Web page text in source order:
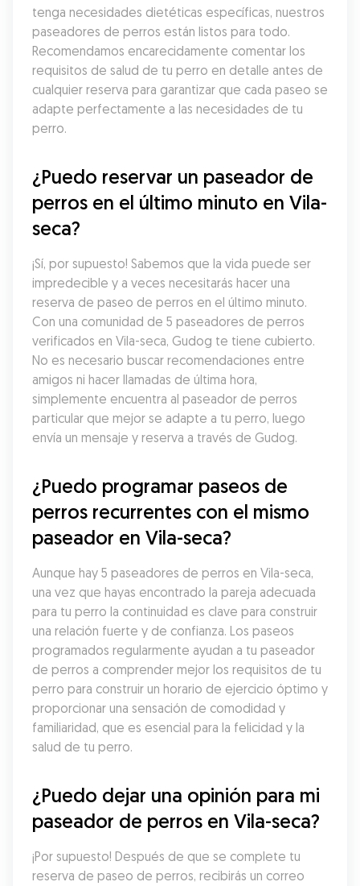
tenga necesidades dietéticas específicas, nuestros
paseadores de perros están listos para todo.
Recomendamos encarecidamente comentar los
requisitos de salud de tu perro en detalle antes de
cualquier reserva para garantizar que cada paseo se
adapte perfectamente a las necesidades de tu
perro.
¿Puedo reservar un paseador de
perros en el último minuto en Vila-
seca?
¡Sí, por supuesto! Sabemos que la vida puede ser
impredecible y a veces necesitarás hacer una
reserva de paseo de perros en el último minuto.
Con una comunidad de 5 paseadores de perros
verificados en Vila-seca, Gudog te tiene cubierto.
No es necesario buscar recomendaciones entre
amigos ni hacer llamadas de última hora,
simplemente encuentra al paseador de perros
particular que mejor se adapte a tu perro, luego
envía un mensaje y reserva a través de Gudog.
¿Puedo programar paseos de
perros recurrentes con el mismo
paseador en Vila-seca?
Aunque hay 5 paseadores de perros en Vila-seca,
una vez que hayas encontrado la pareja adecuada
para tu perro la continuidad es clave para construir
una relación fuerte y de confianza. Los paseos
programados regularmente ayudan a tu paseador
de perros a comprender mejor los requisitos de tu
perro para construir un horario de ejercicio óptimo y
proporcionar una sensación de comodidad y
familiaridad, que es esencial para la felicidad y la
salud de tu perro.
¿Puedo dejar una opinión para mi
paseador de perros en Vila-seca?
¡Por supuesto! Después de que se complete tu
reserva de paseo de perros, recibirás un correo